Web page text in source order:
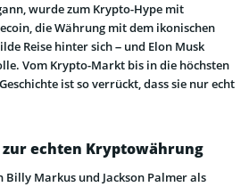
wurde zum Krypto-Hype mit
die Währung mit dem ikonischen
Reise hinter sich – und Elon Musk
Vom Krypto-Markt bis in die höchsten
ist so verrückt, dass sie nur echt
echten Kryptowährung
Billy Markus und Jackson Palmer als